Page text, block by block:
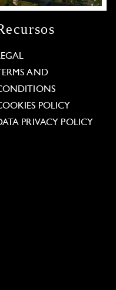
TERMS AND
POLICY
PRIVACY POLICY